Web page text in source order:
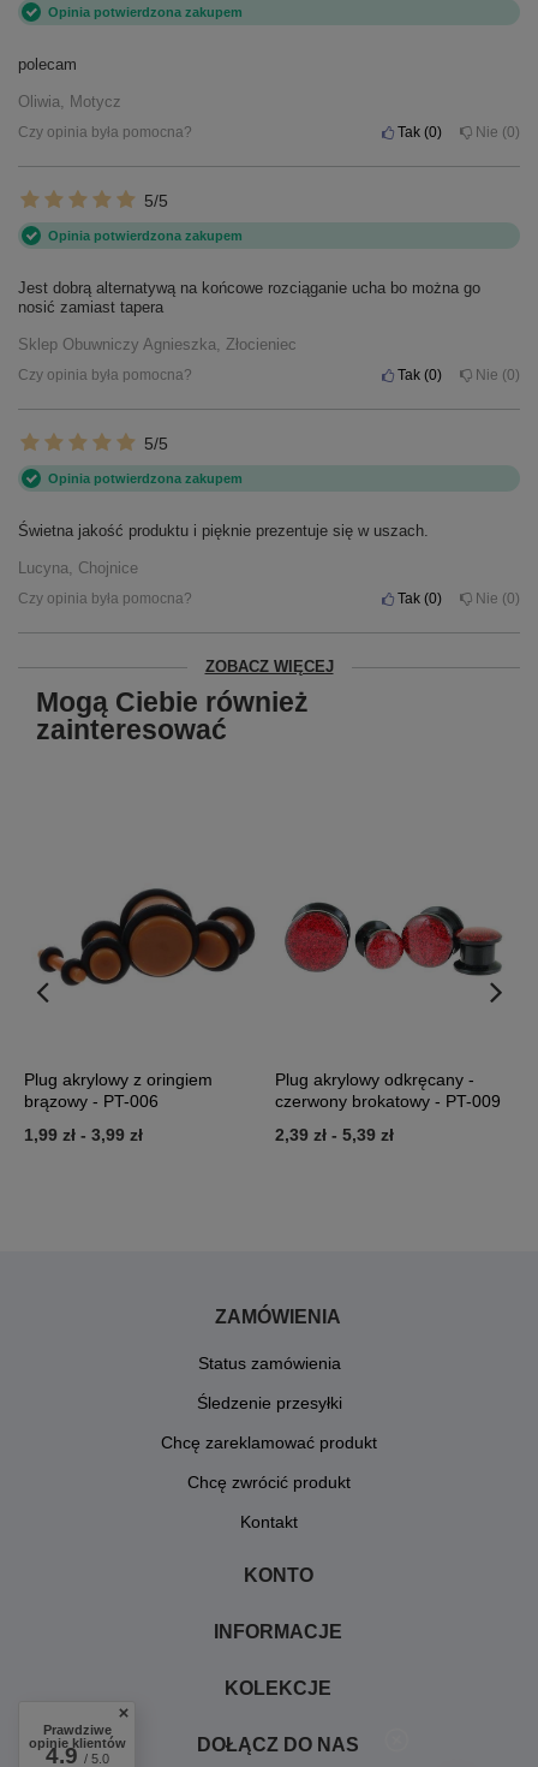
Opinia potwierdzona zakupem
polecam
Oliwia, Motycz
Czy opinia była pomocna? Tak 0 Nie 0
5/5
Opinia potwierdzona zakupem
Jest dobrą alternatywą na końcowe rozciąganie ucha bo można go
nosić zamiast tapera
Sklep Obuwniczy Agnieszka, Złocieniec
Czy opinia była pomocna? Tak 0 Nie 0
5/5
Opinia potwierdzona zakupem
Świetna jakość produktu i pięknie prezentuje się w uszach.
Lucyna, Chojnice
Czy opinia była pomocna? Tak 0 Nie 0
ZOBACZ WIĘCEJ
Mogą Ciebie również
zainteresować
Plug akrylowy z oringiem
brązowy - PT-006
1,99 zł - 3,99 zł
Plug akrylowy odkręcany -
czerwony brokatowy - PT-009
2,39 zł - 5,39 zł
ZAMÓWIENIA
Status zamówienia
Śledzenie przesyłki
Chcę zareklamować produkt
Chcę zwrócić produkt
Kontakt
KONTO
INFORMACJE
KOLEKCJE
DOŁĄCZ DO NAS
Prawdziwe
opinie klientów
4.9/ 5.0